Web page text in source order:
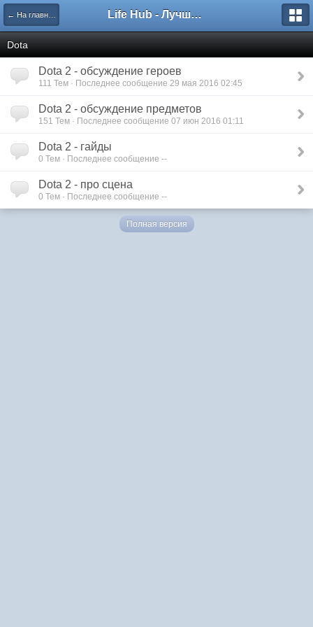
← На главную Life Hub - Лучшие компьютерные игры мира
Dota
Dota 2 - обсуждение героев
111 Тем · Последнее сообщение 29 мая 2016 02:45
Dota 2 - обсуждение предметов
151 Тем · Последнее сообщение 07 июн 2016 01:11
Dota 2 - гайды
0 Тем · Последнее сообщение --
Dota 2 - про сцена
0 Тем · Последнее сообщение --
Полная версия